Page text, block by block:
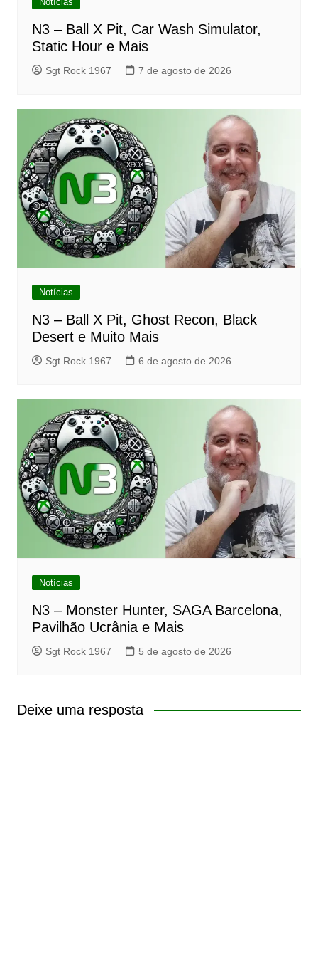
N3 – Ball X Pit, Car Wash Simulator,
Static Hour e Mais
Sgt Rock 1967 7 de agosto de 2026
Notícias
N3 – Ball X Pit, Ghost Recon, Black
Desert e Muito Mais
Sgt Rock 1967 6 de agosto de 2026
Notícias
N3 – Monster Hunter, SAGA Barcelona,
Pavilhão Ucrânia e Mais
Sgt Rock 1967 5 de agosto de 2026
Deixe uma resposta